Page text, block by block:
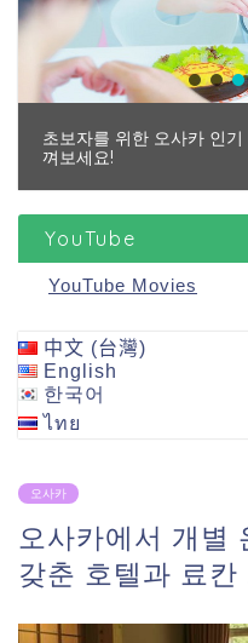
초보자를 위한 오사카 인
껴보세요!
YouTube
YouTube Movies
中文 (台灣)
English
한국어
ไทย
오사카
오사카에서 개별
갖춘 호텔과 료칸